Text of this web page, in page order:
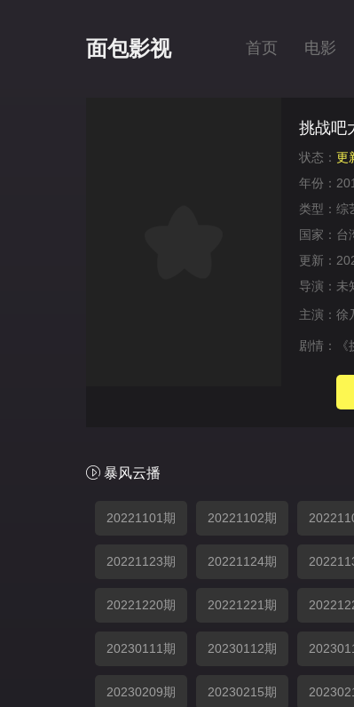
面包影视 首页 电影
挑战吧
状态： 更
年份：
类型： 综
国家： 台
更新：
导演： 未
主演： 徐
剧情：
暴风云播
20221101期 20221102期
20221123期 20221124期
20221220期 20221221期
20230111期 20230112期
20230209期 20230215期